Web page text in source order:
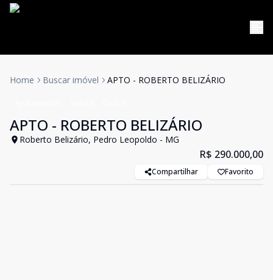
Home Buscar imóvel APTO - ROBERTO BELIZÁRIO
APTO - ROBERTO BELIZÁRIO
Roberto Belizário, Pedro Leopoldo - MG
R$ 290.000,00
Compartilhar Favorito